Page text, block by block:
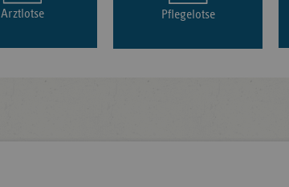
Arztlotse Pflegelotse